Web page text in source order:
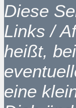
Diese
Links /
heißt,
eine